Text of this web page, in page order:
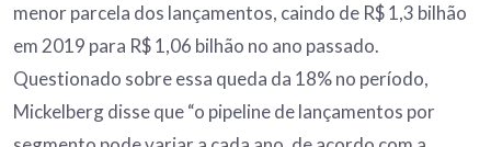
menor parcela dos lançamentos, caindo de R$ 1,3 bilhão
em 2019 para R$ 1,06 bilhão no ano passado.
Questionado sobre essa queda da 18% no período,
Mickelberg disse que “o pipeline de lançamentos por